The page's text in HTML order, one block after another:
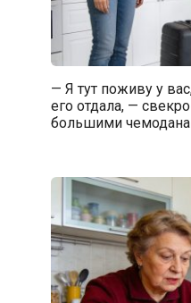
— Я тут поживу у
его отдала, —
большими